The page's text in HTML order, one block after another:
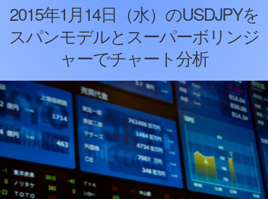
2015年1月14日（水）のUSDJPYを
スパンモデルとスーパーボリンジ
ャーでチャート分析